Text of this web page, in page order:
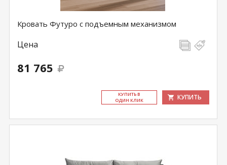
Кровать Футуро с подъемным механизмом
Цена
81 765
КУ­ПИТЬ В
ОДИН КЛИК
КУПИТЬ